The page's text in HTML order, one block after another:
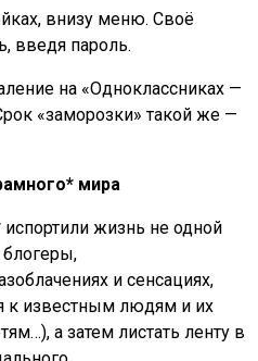
внизу меню. Своё
введя пароль.
на «Одноклассниках —
«заморозки» такой же —
мира
жизнь не одной
и сенсациях,
к известным людям и их
а затем листать ленту в